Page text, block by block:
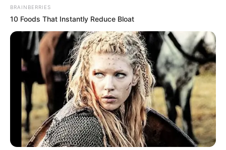
BRAINBERRIES
10 Foods That Instantly Reduce Bloat